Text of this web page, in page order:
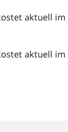
aktuell
aktuell